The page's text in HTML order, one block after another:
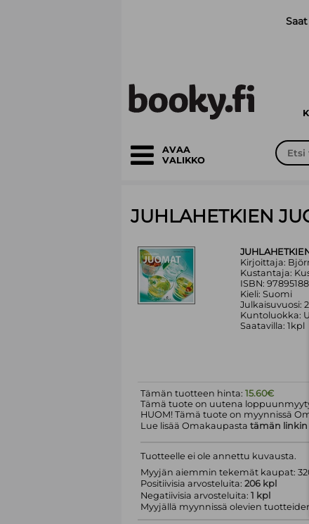
AVAA
VALIKKO
JUHLAHETKIEN
Kirjoittaja:
Kustantaja:
ISBN:
Kieli: Suomi
Julkaisuvuosi:
Kuntoluokka:
Saatavilla: 1kpl
Tämän tuotteen hinta: 15.60€
Tämä tuote on uutena loppuunmyyty.
HUOM! Tämä tuote on myynnissä
Lue lisää Omakaupasta tämän linkin
Tuotteelle ei ole annettu kuvausta.
Myyjän aiemmin tekemät kaupat:
Positiivisia arvosteluita: 206 kpl
Negatiivisia arvosteluita: 1 kpl
Myyjällä myynnissä olevien